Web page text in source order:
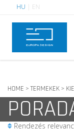
HU EN
HOME > TERMEKEK >
Rendezés